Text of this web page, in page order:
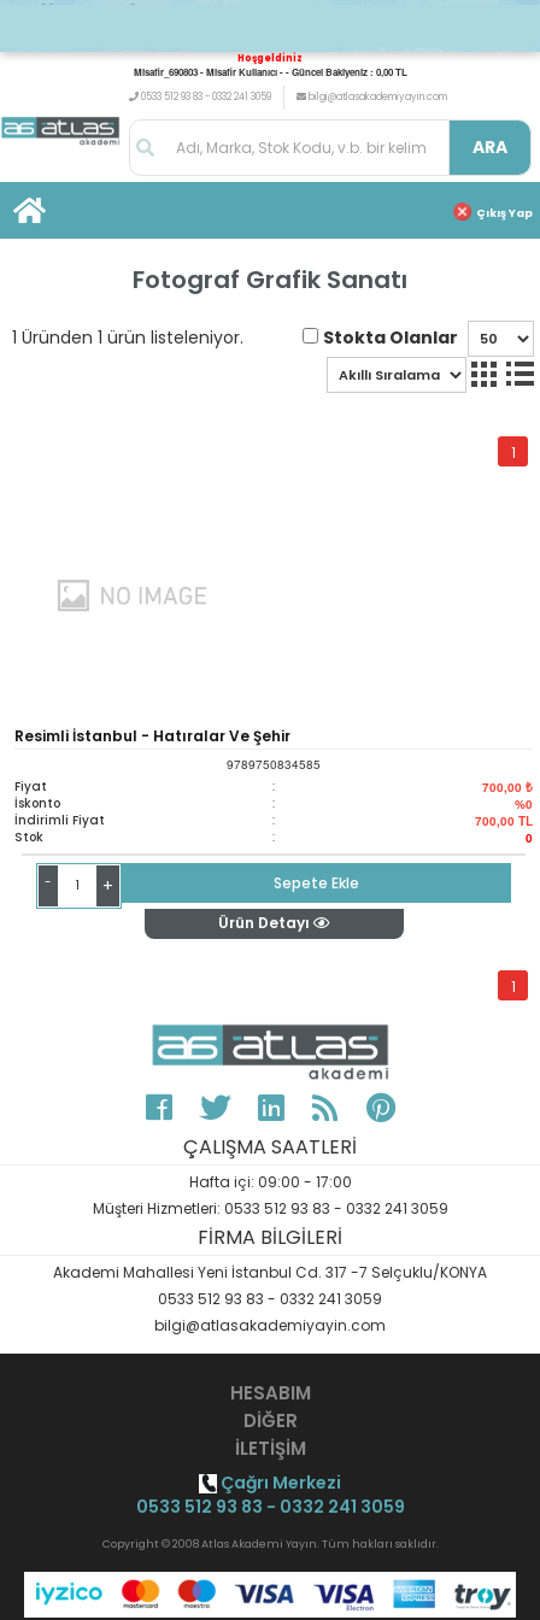
Hoşgeldiniz
Misafir_690803 - Misafir Kullanıcı - - Güncel Bakiyeniz : 0,00 TL
0533 512 93 83 - 0332 241 3059
bilgi@atlasakademiyayin.com
ARA
Çıkış Yap
Fotograf Grafik Sanatı
1 Üründen 1 ürün listeleniyor. Stokta Olanlar
1
Resimli İstanbul - Hatıralar Ve Şehir
9789750834585
Fiyat : 700,00 ₺
İskonto : %0
İndirimli Fiyat : 700,00 TL
Stok : 0
- +
Sepete Ekle
Ürün Detayı
1
ÇALIŞMA SAATLERİ
Hafta içi: 09:00 - 17:00
Müşteri Hizmetleri: 0533 512 93 83 - 0332 241 3059
FİRMA BİLGİLERİ
Akademi Mahallesi Yeni İstanbul Cd. 317 -7 Selçuklu/KONYA
0533 512 93 83 - 0332 241 3059
bilgi@atlasakademiyayin.com
HESABIM
DİĞER
İLETİŞİM
Çağrı Merkezi
0533 512 93 83 - 0332 241 3059
Copyright © 2008 Atlas Akademi Yayın. Tüm hakları saklıdır.